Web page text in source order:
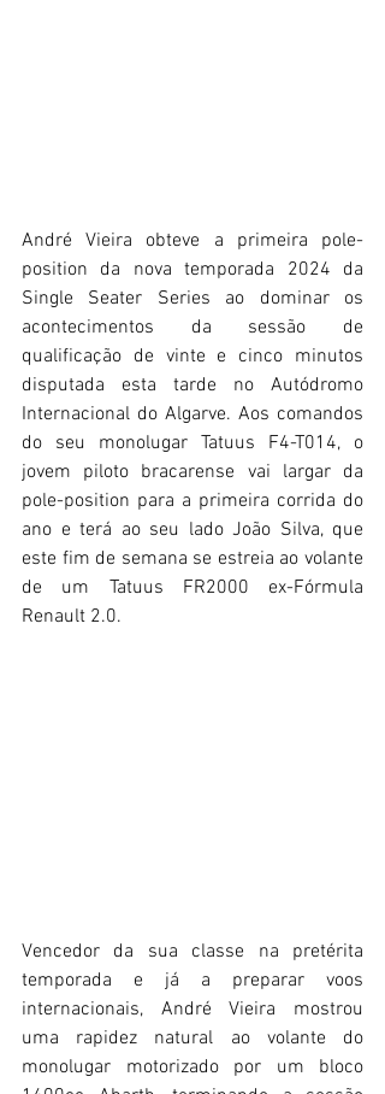
André Vieira obteve a primeira pole-
position da nova temporada 2024 da
Single Seater Series ao dominar os
acontecimentos da sessão de
qualificação de vinte e cinco minutos
disputada esta tarde no Autódromo
Internacional do Algarve. Aos comandos
do seu monolugar Tatuus F4-T014, o
jovem piloto bracarense vai largar da
pole-position para a primeira corrida do
ano e terá ao seu lado João Silva, que
este fim de semana se estreia ao volante
de um Tatuus FR2000 ex-Fórmula
Renault 2.0.
Vencedor da sua classe na pretérita
temporada e já a preparar voos
internacionais, André Vieira mostrou
uma rapidez natural ao volante do
monolugar motorizado por um bloco